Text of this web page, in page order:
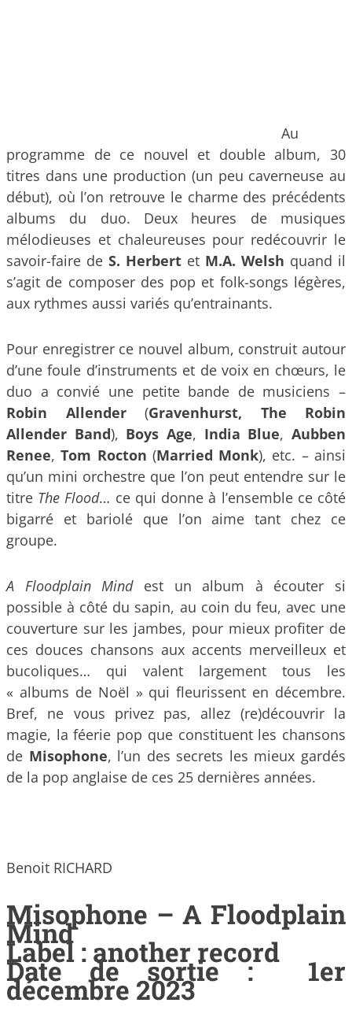
Au
programme de ce nouvel et double album, 30
titres dans une production (un peu caverneuse au
début), où l’on retrouve le charme des précédents
albums du duo. Deux heures de musiques
mélodieuses et chaleureuses pour redécouvrir le
savoir-faire de S. Herbert et M.A. Welsh quand il
s’agit de composer des pop et folk-songs légères,
aux rythmes aussi variés qu’entrainants.
Pour enregistrer ce nouvel album, construit autour
d’une foule d’instruments et de voix en chœurs, le
duo a convié une petite bande de musiciens –
Robin Allender(Gravenhurst, The Robin
Allender Band), Boys Age, India Blue, Aubben
Renee,Tom Rocton (Married Monk), etc. – ainsi
qu’un mini orchestre que l’on peut entendre sur le
titre The Flood… ce qui donne à l’ensemble ce côté
bigarré et bariolé que l’on aime tant chez ce
groupe.
A Floodplain Mindest un album à écouter si
possible à côté du sapin, au coin du feu, avec une
couverture sur les jambes, pour mieux profiter de
ces douces chansons aux accents merveilleux et
bucoliques… qui valent largement tous les
« albums de Noël » qui fleurissent en décembre.
Bref, ne vous privez pas, allez (re)découvrir la
magie, la féerie pop que constituent les chansons
de Misophone, l’un des secrets les mieux gardés
de la pop anglaise de ces 25 dernières années.
Benoit RICHARD
Misophone – A Floodplain
Mind
Label : another record
Date de sortie : 1er
décembre 2023